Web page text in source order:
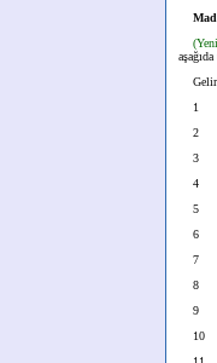
1
2
3
4
5
6
7
8
9
10